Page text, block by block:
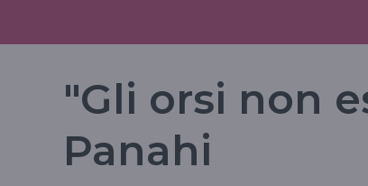
"Gli orsi non
Panahi